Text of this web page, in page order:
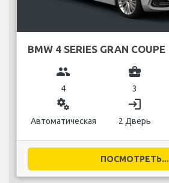
BMW 4 SERIES GRAN COUPE
group
4
business_center
3
miscellaneous_services
Автоматическая
login
2 Дверь
ПОСМОТРЕТЬ...